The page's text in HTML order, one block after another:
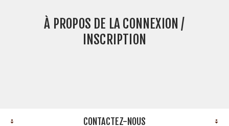
À PROPOS DE LA CONNEXION /
INSCRIPTION
CONTACTEZ-NOUS